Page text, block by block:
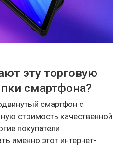
эту торговую
смартфона?
смартфон с
стоимость качественной
покупатели
именно этот интернет-